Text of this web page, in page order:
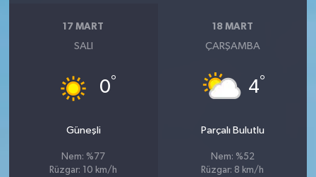
17 MART
SALI
0°
Güneşli
Nem: %77
Rüzgar: 10 km/h
18 MART
ÇARŞAMBA
4°
Parçalı Bulutlu
Nem: %52
Rüzgar: 8 km/h